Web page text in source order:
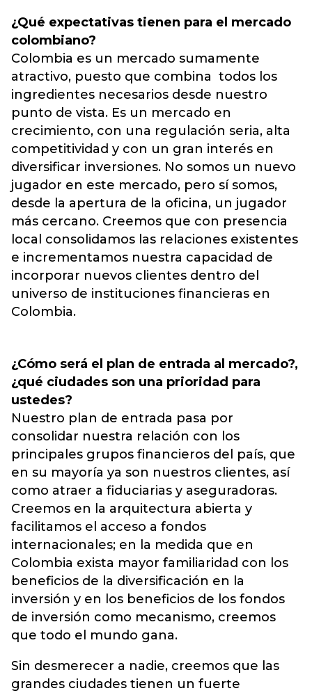
¿Qué expectativas tienen para el mercado
colombiano?
Colombia es un mercado sumamente
atractivo, puesto que combina todos los
ingredientes necesarios desde nuestro
punto de vista. Es un mercado en
crecimiento, con una regulación seria, alta
competitividad y con un gran interés en
diversificar inversiones. No somos un nuevo
jugador en este mercado, pero sí somos,
desde la apertura de la oficina, un jugador
más cercano. Creemos que con presencia
local consolidamos las relaciones existentes
e incrementamos nuestra capacidad de
incorporar nuevos clientes dentro del
universo de instituciones financieras en
Colombia.
¿Cómo será el plan de entrada al mercado?,
¿qué ciudades son una prioridad para
ustedes?
Nuestro plan de entrada pasa por
consolidar nuestra relación con los
principales grupos financieros del país, que
en su mayoría ya son nuestros clientes, así
como atraer a fiduciarias y aseguradoras.
Creemos en la arquitectura abierta y
facilitamos el acceso a fondos
internacionales; en la medida que en
Colombia exista mayor familiaridad con los
beneficios de la diversificación en la
inversión y en los beneficios de los fondos
de inversión como mecanismo, creemos
que todo el mundo gana.
Sin desmerecer a nadie, creemos que las
grandes ciudades tienen un fuerte